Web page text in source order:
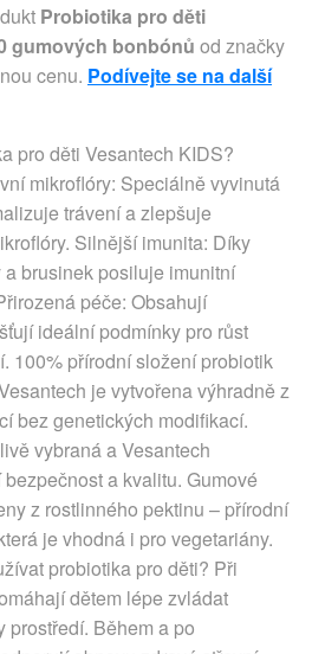
Probiotika pro děti
gumových bonbónů od značky
cenu. Podívejte se na další
pro děti Vesantech KIDS?
mikroflóry: Speciálně vyvinutá
trávení a zlepšuje
Silnější imunita: Díky
brusinek posiluje imunitní
péče: Obsahují
ideální podmínky pro růst
100% přírodní složení probiotik
je vytvořena výhradně z
bez genetických modifikací.
vybraná a Vesantech
a kvalitu. Gumové
z rostlinného pektinu – přírodní
je vhodná i pro vegetariány.
probiotika pro děti? Při
dětem lépe zvládat
prostředí. Během a po